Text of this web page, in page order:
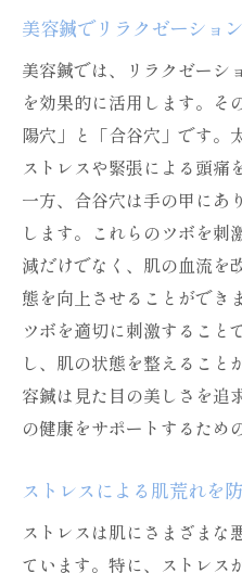
美容鍼でリラクゼーショ
美容鍼では、リラクゼーシ
を効果的に活用します。そ
陽穴」と「合谷穴」です。
ストレスや緊張による頭痛
一方、合谷穴は手の甲にあ
します。これらのツボを刺
減だけでなく、肌の血流を
態を向上させることができ
ツボを適切に刺激すること
し、肌の状態を整えること
容鍼は見た目の美しさを追
の健康をサポートするため
ストレスによる肌荒れを
ストレスは肌にさまざまな
ています。特に、ストレス